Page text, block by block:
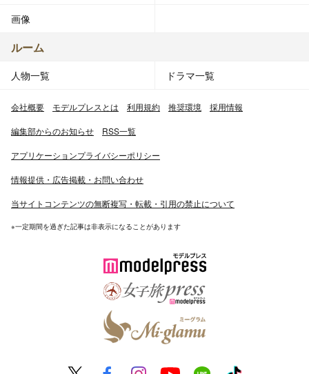
画像
ルーム
人物一覧 ドラマ一覧
会社概要 モデルプレスとは 利用規約 推奨環境 採用情報
編集部からのお知らせ RSS一覧
アプリケーションプライバシーポリシー
情報提供・広告掲載・お問い合わせ
当サイトコンテンツの無断複写・転載・引用の禁止について
※一定期間を過ぎた記事は非表示になることがあります